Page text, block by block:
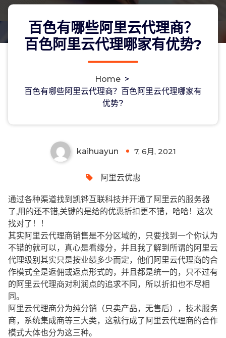
百色有哪些阿里云代理商？
百色阿里云代理哪家有优势?
Home >
百色有哪些阿里云代理商？百色阿里云代理哪家有
优势?
百色有哪些阿里云代理商？百色阿里云
代理哪家有优势?
kaihuayun 7, 6月, 2021
阿里云优惠
通过各种渠道找到凯铧互联科技并开通了阿里云的服务器
了,用的还不错,关键的是给的优惠折扣更不错，哈哈！这次
找对了！！
其实阿里云代理商销售是不分区域的，只要找到一个你认为
不错的就可以，真心是看缘分，并且我了解到所谓的阿里云
代理级别其实只是按业绩多少而定，他们阿里云代理商的合
作模式全是返佣或返点形式的，并且都是统一的，只不过有
的阿里云代理商对利润点的追求不同，所以折扣也不尽相
同。
阿里云代理商分为纯分销（只卖产品，无售后），技术服务
商，系统集成商等三大类，这就行成了阿里云代理商的合作
模式大体也分为这三种。